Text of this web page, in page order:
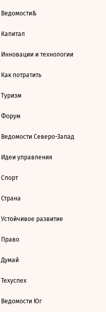
Ведомости&
Капитал
Инновации и технологии
Как потратить
Туризм
Форум
Ведомости Северо-Запад
Идеи управления
Спорт
Страна
Устойчивое развитие
Право
Думай
Техуспех
Ведомости Юг